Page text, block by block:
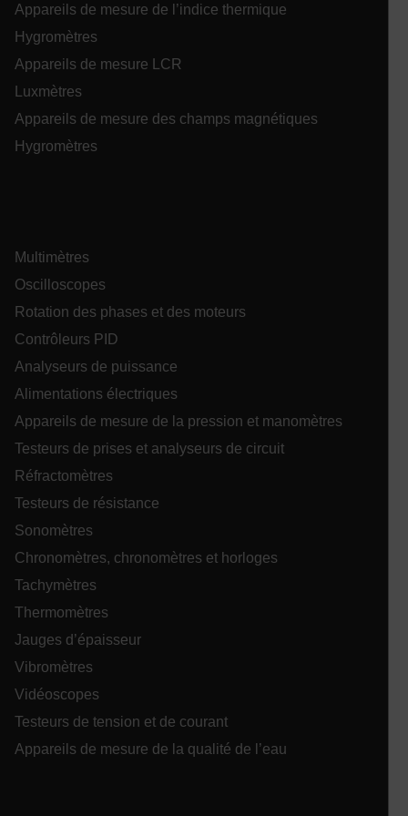
Appareils de mesure de l’indice thermique
Hygromètres
Appareils de mesure LCR
Luxmètres
Appareils de mesure des champs magnétiques
Hygromètres
Multimètres
Oscilloscopes
Rotation des phases et des moteurs
Contrôleurs PID
Analyseurs de puissance
Alimentations électriques
Appareils de mesure de la pression et manomètres
Testeurs de prises et analyseurs de circuit
Réfractomètres
Testeurs de résistance
Sonomètres
Chronomètres, chronomètres et horloges
Tachymètres
Thermomètres
Jauges d’épaisseur
Vibromètres
Vidéoscopes
Testeurs de tension et de courant
Appareils de mesure de la qualité de l’eau
comptes. Le site Web ne peut pas être utilisé
nécessaires.
Nom
customizerChangeKey
x-ms-cpim-cache|[-
__epiXSRF
Google